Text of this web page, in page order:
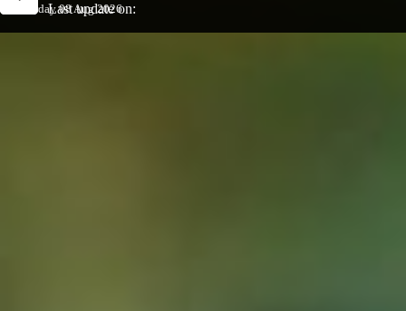
Last update on:
Saturday 08 Aug 2026